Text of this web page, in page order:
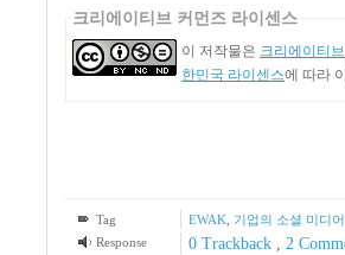
크리에이티브 커먼즈 라이센스
이 저작물은 크리에이티
한민국 라이센스에 따라
Tag EWAK 기업의 소셜 미디
Response
0 Trackback , 2